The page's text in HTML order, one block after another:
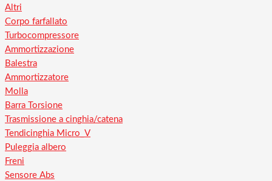
Altri
Corpo farfallato
Turbocompressore
Ammortizzazione
Balestra
Ammortizzatore
Molla
Barra Torsione
Trasmissione a cinghia/catena
Tendicinghia Micro_V
Puleggia albero
Freni
Sensore Abs